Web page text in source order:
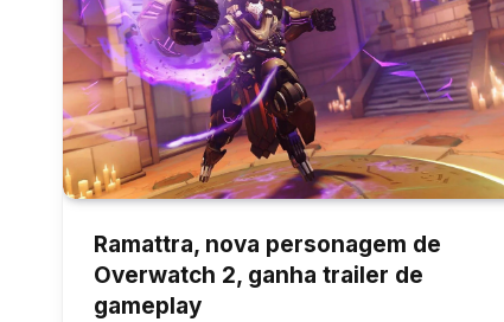
Ramattra, nova personagem de
Overwatch 2, ganha trailer de
gameplay